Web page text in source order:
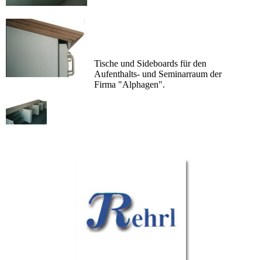
Tische und Sideboards für den
Aufenthalts- und Seminarraum der
Firma "Alphagen".